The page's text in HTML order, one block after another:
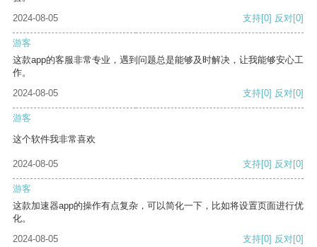
2024-08-05
支持[0] 反对[0]
游客
这款app的客服非常专业，遇到问题总是能够及时解决，让我能够安心工
作。
2024-08-05
支持[0] 反对[0]
游客
这个软件我非常喜欢
2024-08-05 支持[0] 反对[0]
游客
这款加速器app的操作有点复杂，可以简化一下，比如将设置页面进行优
化。
2024-08-05
支持[0] 反对[0]